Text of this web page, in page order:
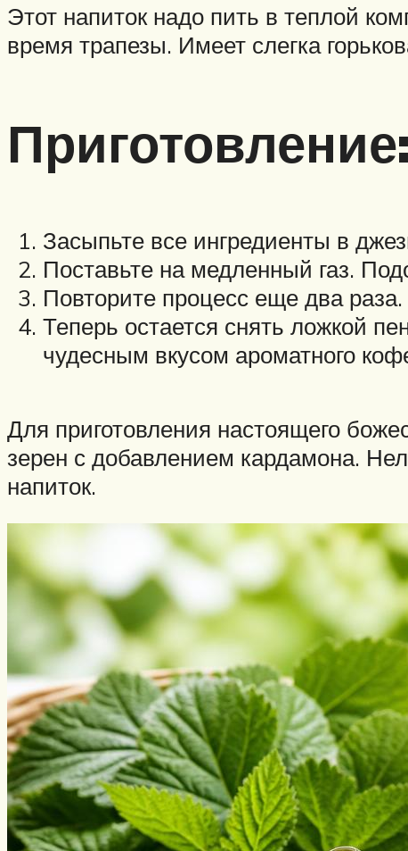
Этот напиток надо пить в теплой
время трапезы. Имеет слегка
Приготовление:
Засыпьте все ингредиенты в
Поставьте на медленный газ.
Повторите процесс еще два
Теперь остается снять ложкой
чудесным вкусом ароматного
Для приготовления настоящего
зерен с добавлением кардамона.
напиток.